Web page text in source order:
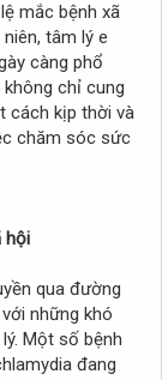
mắc bệnh xã
tâm lý e
càng phổ
chỉ cung
cách kịp thời và
chăm sóc sức
hội
qua đường
những khó
Một số bệnh
đang